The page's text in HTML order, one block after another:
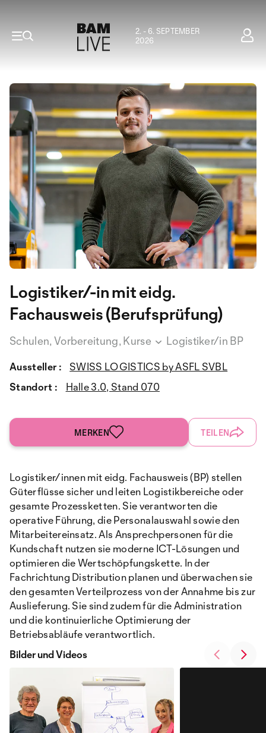
2. - 6. SEPTEMBER
2026
Logistiker/-in mit eidg.
Fachausweis (Berufsprüfung)
Schulen, Vorbereitung, Kurse Logistiker/in BP
Aussteller :
SWISS LOGISTICS by ASFL SVBL
Standort :
Halle 3.0, Stand 070
MERKEN TEILEN
Logistiker/innen mit eidg. Fachausweis (BP) stellen
Güterflüsse sicher und leiten Logistikbereiche oder
gesamte Prozessketten. Sie verantworten die
operative Führung, die Personalauswahl sowie den
Mitarbeitereinsatz. Als Ansprechpersonen für die
Kundschaft nutzen sie moderne ICT-Lösungen und
optimieren die Wertschöpfungskette. In der
Fachrichtung Distribution planen und überwachen sie
den gesamten Verteilprozess von der Annahme bis zur
Auslieferung. Sie sind zudem für die Administration
und die kontinuierliche Optimierung der
Betriebsabläufe verantwortlich.
Bilder und Videos